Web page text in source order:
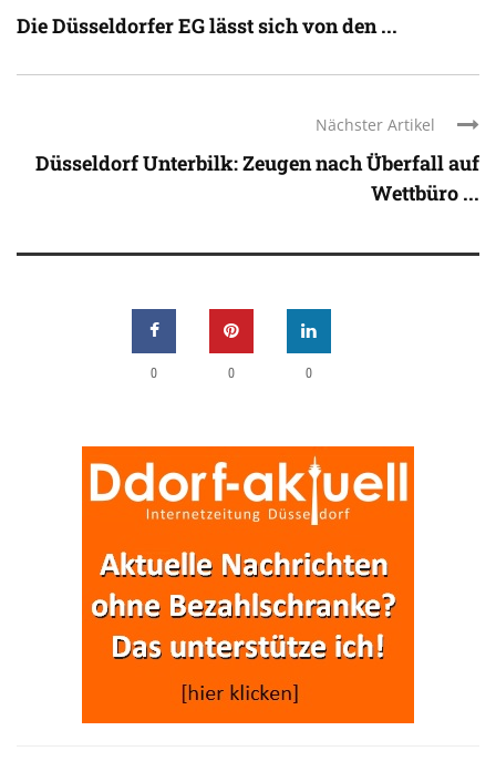
Die Düsseldorfer EG lässt sich von den ...
Nächster Artikel
Düsseldorf Unterbilk: Zeugen nach Überfall auf
Wettbüro ...
0 0 0